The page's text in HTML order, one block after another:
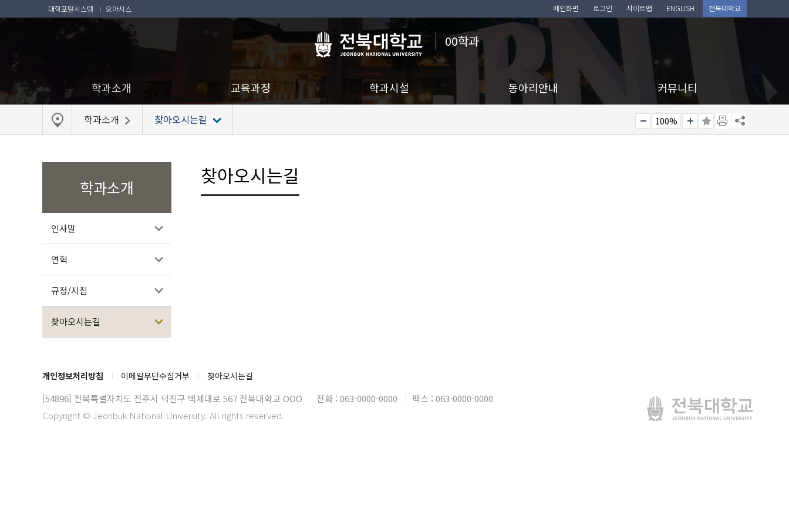
대학포털시스템 오아시스
00학과
메인화면 로그인 사이트맵 ENGLISH 전북대학교
학과소개 교육과정 학과시설 동아리안내 커뮤니티
학과소개 찾아오시는길 100%
학과소개
인사말
연혁
규정/지침
찾아오시는길
찾아오시는길
개인정보처리방침 이메일무단수집거부 찾아오시는길
[54896] 전북특별자치도 전주시 덕진구 백제대로 567 전북대학교 OOO 전화 : 063-0000-0000
팩스 : 063-0000-0000
Copyright © Jeonbuk National University. All rights reserved.